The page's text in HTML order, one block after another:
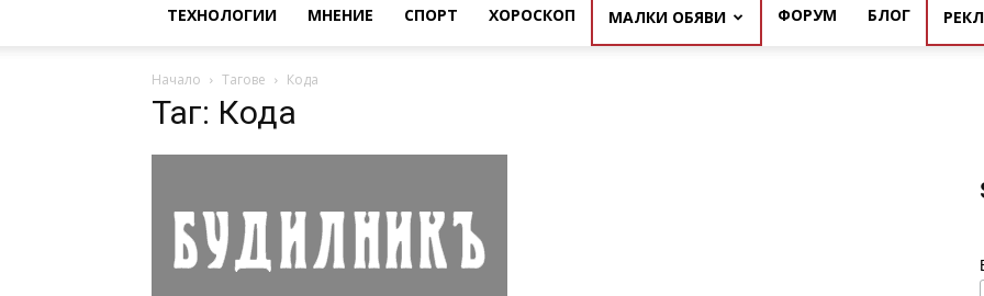
ТЕХНОЛОГИИ МНЕНИЕ СПОРТ ХОРОСКОП МАЛКИ ОБЯВИ ФОРУМ БЛОГ
Начало Тагове Кода
Таг: Кода